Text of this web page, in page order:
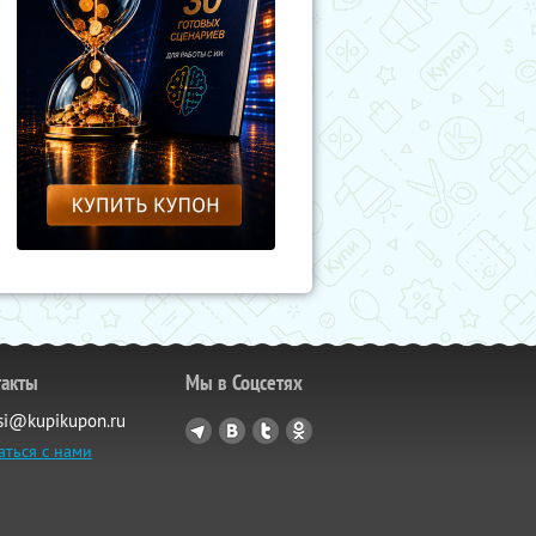
с нами
Мы в Соцсетях